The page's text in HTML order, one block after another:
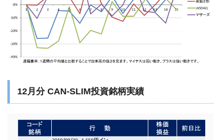
12月分 CAN-SLIM投資銘柄実績